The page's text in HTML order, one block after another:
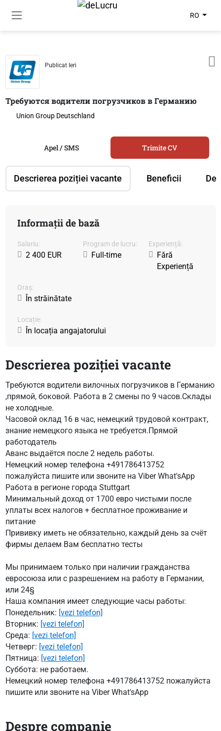
RO
Publicat Ieri
Требуются водители погрузчиков в Германию
Union Group Deutschland
Descrierea poziției vacante Beneficii
Apel / SMS Trimite CV
Informații de bază
Salariu:
2 400 EUR
Program de lucru:
Full-time
Experiență:
Fără
Experiență
Oraș:
În străinătate
Locație:
În locația angajatorului
Descrierea poziției vacante
Требуются водители вилочных погрузчиков в Германию
,прямой, боковой. Работа в 2 смены по 9 часов.Склады
не холодные.
Часовой оклад 16 в час, немецкий трудовой контракт,
знание немецкого языка не требуется.Прямой
работодатель
Аванс выдаётся после 2 недель работы.
Немецкий номер телефона +491786413752
пожалуйста пишите или звоните на Viber What'sApp
Работа в регионе города Stuttgart
Минимальный доход от 1700 евро чистыми после
уплаты всех налогов + бесплатное проживание и
питание
Прививку иметь не обязательно, каждый день за счёт
фирмы делаем Вам бесплатно тесты
Мы принимаем только при наличии гражданства
евросоюза или с разрешением на работу в Германии,
или 24§
Наша компания имеет следующие часы работы:
Понедельник: [vezi telefon]
Вторник: [vezi telefon]
Среда: [vezi telefon]
Четверг: [vezi telefon]
Пятница: [vezi telefon]
Суббота: не работаем.
Немецкий номер телефона +491786413752 пожалуйста
пишите или звоните на Viber What'sApp
Despre companie